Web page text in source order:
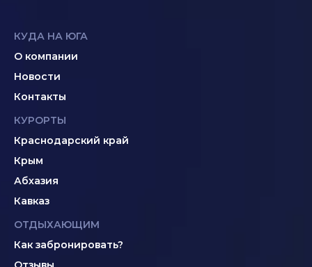
КУДА НА ЮГА
О компании
Новости
Контакты
КУРОРТЫ
Краснодарский край
Крым
Абхазия
Кавказ
ОТДЫХАЮЩИМ
Как забронировать?